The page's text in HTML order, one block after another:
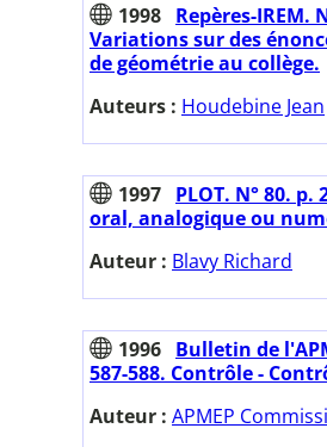
1998 Repères-IREM.
Variations sur des
de géométrie au collège.
Auteurs : Houdebine Jean
1997 PLOT. N° 80.
oral, analogique ou
Auteur : Blavy Richard
1996 Bulletin de
587-588. Contrôle -
Auteur : APMEP